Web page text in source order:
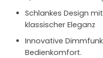
Schlankes Design
klassischer Eleganz
Innovative
Bedienkomfort.